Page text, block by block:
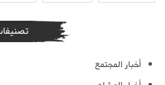
أخبار المجتمع